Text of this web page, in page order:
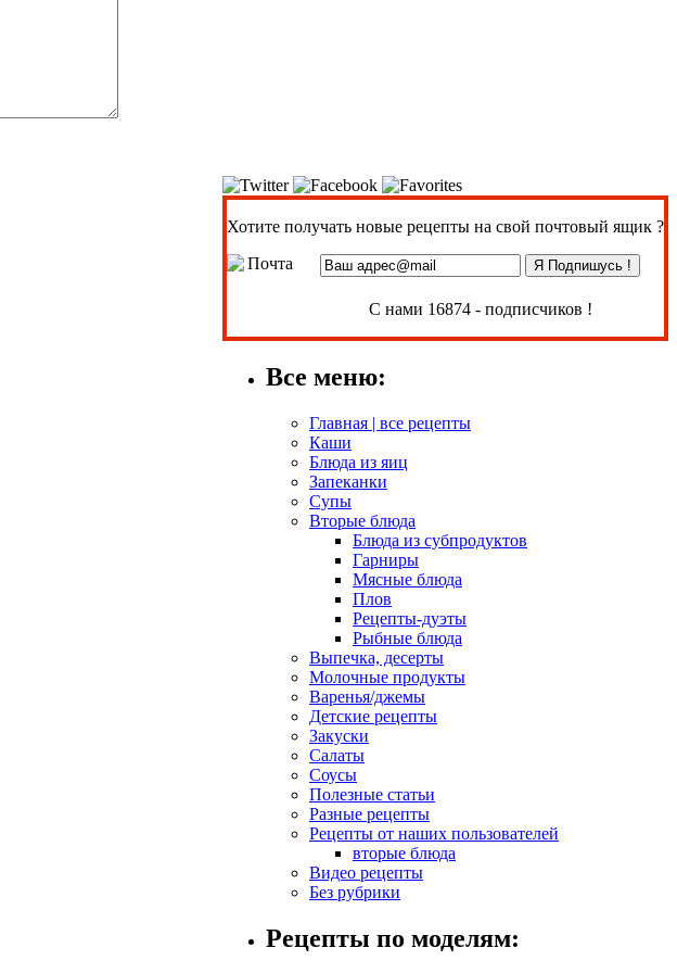
Хотите получать новые рецепты на свой почтовый ящик ?
С нами 16874 - подписчиков !
Все меню:
Главная | все рецепты
Каши
Блюда из яиц
Запеканки
Супы
Вторые блюда
Блюда из субпродуктов
Гарниры
Мясные блюда
Плов
Рецепты-дуэты
Рыбные блюда
Выпечка, десерты
Молочные продукты
Варенья/джемы
Детские рецепты
Закуски
Салаты
Соусы
Полезные статьи
Разные рецепты
Рецепты от наших пользователей
вторые блюда
Видео рецепты
Без рубрики
Рецепты по моделям: